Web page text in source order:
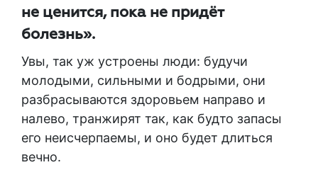
не ценится, пока не придёт
болезнь».
Увы, так уж устроены люди: будучи
молодыми, сильными и бодрыми, они
разбрасываются здоровьем направо и
налево, транжирят так, как будто запасы
его неисчерпаемы, и оно будет длиться
вечно.